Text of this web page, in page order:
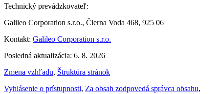
Technický prevádzkovateľ:
Galileo Corporation s.r.o., Čierna Voda 468, 925 06
Kontakt: Galileo Corporation s.r.o.
Posledná aktualizácia: 6. 8. 2026
Zmena vzhľadu, Štruktúra stránok
Vyhlásenie o prístupnosti, Za obsah zodpovedá správca obsahu,